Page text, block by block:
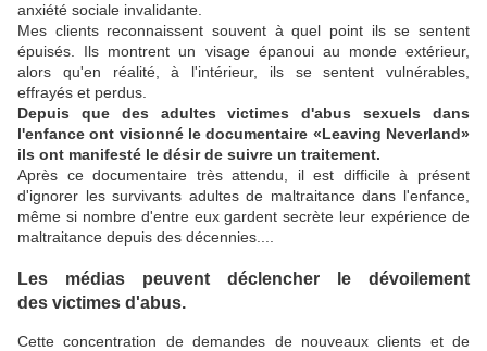
anxiété sociale invalidante.
Mes clients reconnaissent souvent à quel point ils se sentent
épuisés. Ils montrent un visage épanoui au monde extérieur,
alors qu'en réalité, à l'intérieur, ils se sentent vulnérables,
effrayés et perdus.
Depuis que des adultes victimes d'abus sexuels dans
l'enfance ont visionné le documentaire «Leaving Neverland»
ils ont manifesté le désir de suivre un traitement.
Après ce documentaire très attendu, il est difficile à présent
d'ignorer les survivants adultes de maltraitance dans l'enfance,
même si nombre d'entre eux gardent secrète leur expérience de
maltraitance depuis des décennies....
Les médias peuvent déclencher le dévoilement
des victimes d'abus.
Cette concentration de demandes de nouveaux clients et de